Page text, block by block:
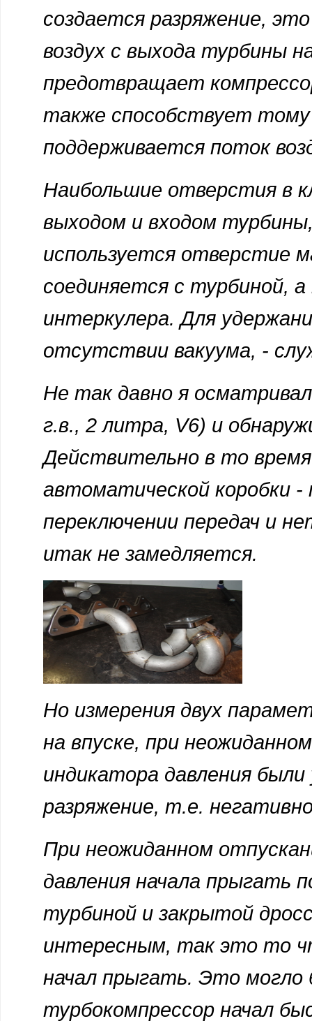
создается разряжение,
воздух с выхода турбины
предотвращает
также способствует
поддерживается поток
Наибольшие отверстия в
выходом и входом
используется отверстие
соединяется с турбиной,
интеркулера. Для
отсутствии вакуума, -
Не так давно я
г.в., 2 литра, V6) и
Действительно в то
автоматической коробки -
переключении передач и
итак не замедляется.
Но измерения двух
на впуске, при
индикатора давления
разряжение, т.е.
При неожиданном
давления начала прыгать
турбиной и закрытой
интересным, так это то
начал прыгать. Это
турбокомпрессор начал